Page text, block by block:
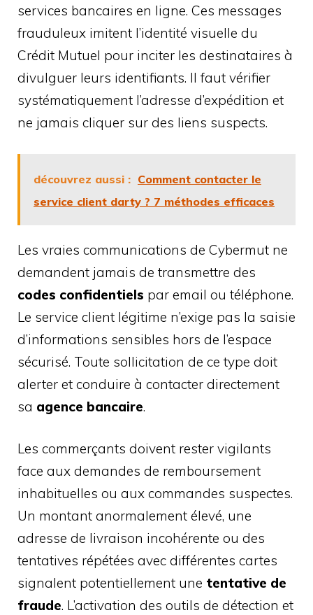
services bancaires en ligne. Ces messages
frauduleux imitent l’identité visuelle du
Crédit Mutuel pour inciter les destinataires à
divulguer leurs identifiants. Il faut vérifier
systématiquement l’adresse d’expédition et
ne jamais cliquer sur des liens suspects.
découvrez aussi : Comment contacter le
service client darty ? 7 méthodes efficaces
Les vraies communications de Cybermut ne
demandent jamais de transmettre des
codes confidentiels par email ou téléphone.
Le service client légitime n’exige pas la saisie
d’informations sensibles hors de l’espace
sécurisé. Toute sollicitation de ce type doit
alerter et conduire à contacter directement
sa agence bancaire.
Les commerçants doivent rester vigilants
face aux demandes de remboursement
inhabituelles ou aux commandes suspectes.
Un montant anormalement élevé, une
adresse de livraison incohérente ou des
tentatives répétées avec différentes cartes
signalent potentiellement une tentative de
fraude. L’activation des outils de détection et